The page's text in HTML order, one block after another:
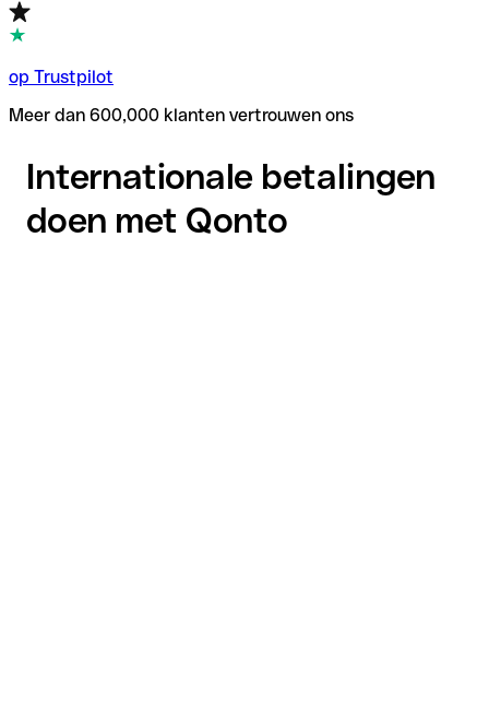
op Trustpilot
Meer dan 600,000 klanten vertrouwen ons
Internationale betalingen
doen met Qonto